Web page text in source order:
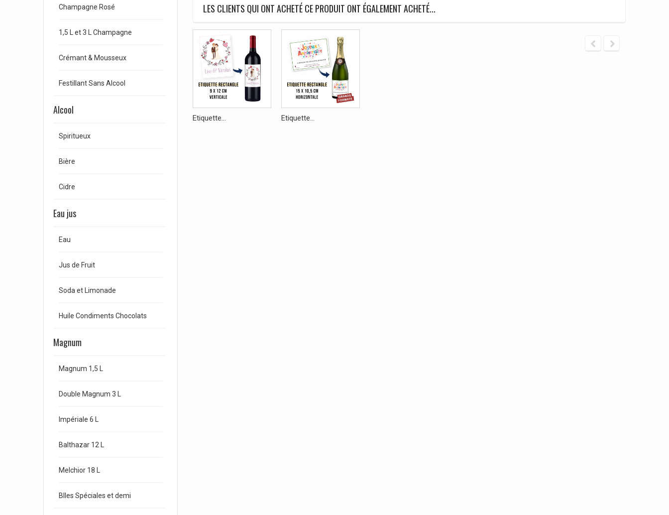
Champagne Rosé
1,5 L et 3 L Champagne
Crémant & Mousseux
Festillant Sans Alcool
Alcool
Spiritueux
Bière
Cidre
Eau jus
Eau
Jus de Fruit
Soda et Limonade
Huile Condiments Chocolats
Magnum
Magnum 1,5 L
Double Magnum 3 L
Impériale 6 L
Balthazar 12 L
Melchior 18 L
Blles Spéciales et demi
LES CLIENTS QUI ONT ACHETÉ CE PRODUIT ONT ÉGALEMENT ACHETÉ...
Etiquette... Etiquette...